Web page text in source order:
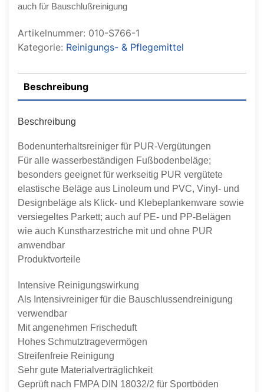
auch für Bauschlußreinigung
Artikelnummer: 010-S766-1
Kategorie: Reinigungs- & Pflegemittel
Beschreibung
Beschreibung
Bodenunterhaltsreiniger für PUR-Vergütungen
Für alle wasserbeständigen Fußbodenbeläge;
besonders geeignet für werkseitig PUR vergütete
elastische Beläge aus Linoleum und PVC, Vinyl- und
Designbeläge als Klick- und Klebeplankenware sowie
versiegeltes Parkett; auch auf PE- und PP-Belägen
wie auch Kunstharzestriche mit und ohne PUR
anwendbar
Produktvorteile
Intensive Reinigungswirkung
Als Intensivreiniger für die Bauschlussendreinigung
verwendbar
Mit angenehmen Frischeduft
Hohes Schmutztragevermögen
Streifenfreie Reinigung
Sehr gute Materialverträglichkeit
Geprüft nach FMPA DIN 18032/2 für Sportböden